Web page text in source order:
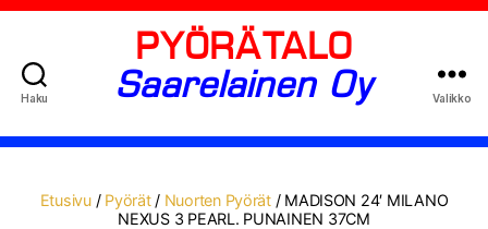
Haku
PYÖRÄTALO
Saarelainen Oy
Valikko
Etusivu/ Pyörät/ Nuorten Pyörät/ MADISON 24′ MILANO
NEXUS 3 PEARL. PUNAINEN 37CM